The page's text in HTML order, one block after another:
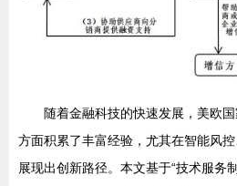
随着金融科技的快速发展，美欧
方面积累了丰富经验，尤其在智能风
展现出创新路径。本文基于“技术服务